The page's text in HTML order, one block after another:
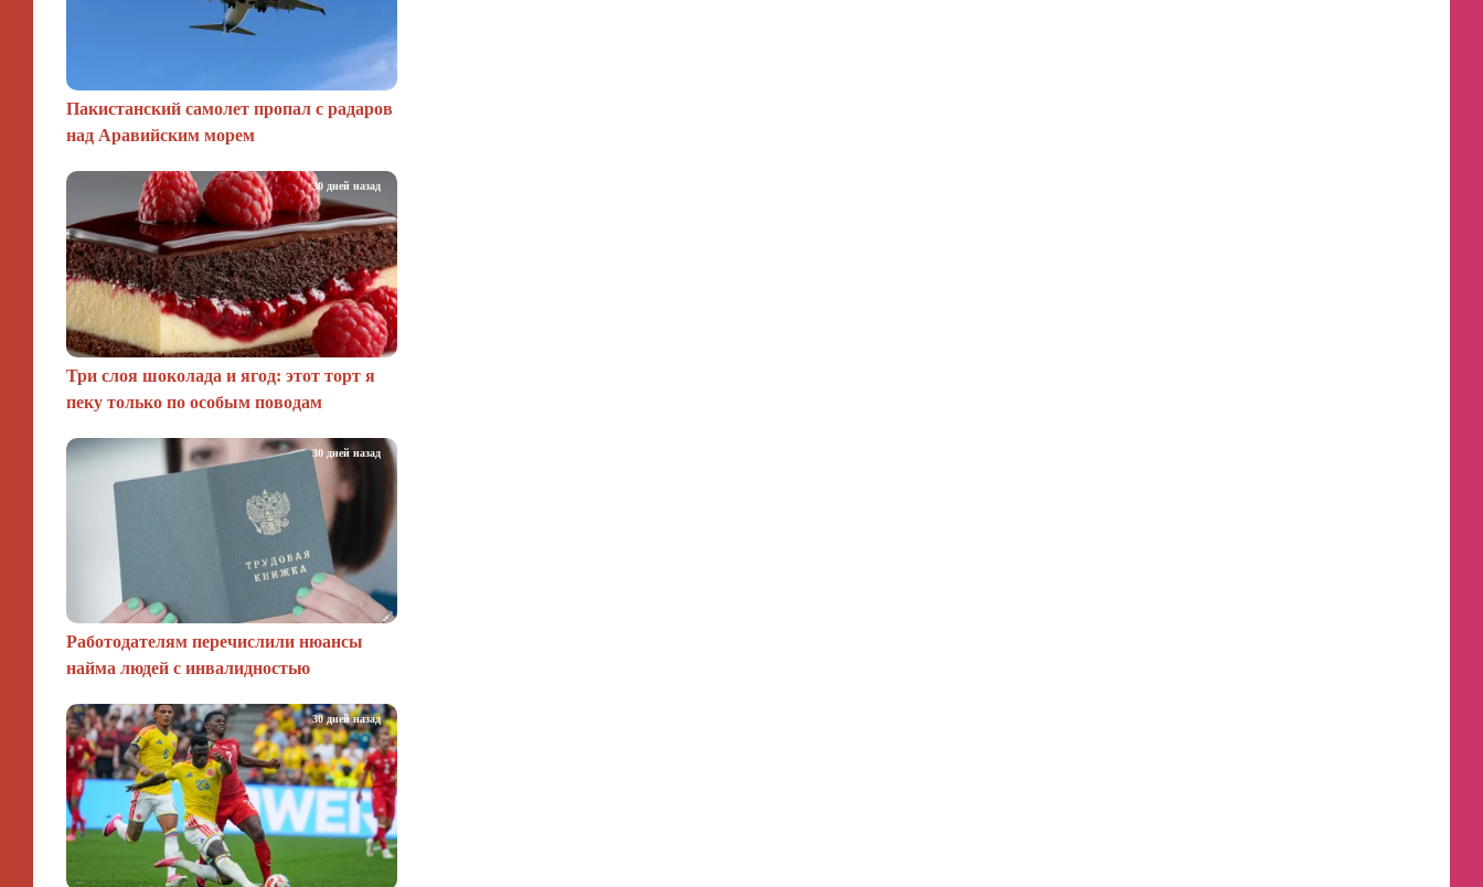
Пакистанский самолет пропал с радаров
над Аравийским морем
Три слоя шоколада и ягод: этот торт я
пеку только по особым поводам
30 дней назад
Работодателям перечислили нюансы
найма людей с инвалидностью
30 дней назад
30 дней назад